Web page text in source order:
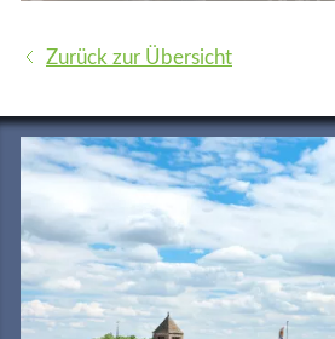
Zurück zur Übersicht